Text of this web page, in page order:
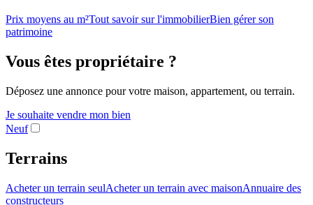
Prix moyens au m²Tout savoir sur l'immobilierBien gérer son
patrimoine
Vous êtes propriétaire ?
Déposez une annonce pour votre maison, appartement, ou terrain.
Je souhaite vendre mon bien
Neuf
Terrains
Acheter un terrain seulAcheter un terrain avec maisonAnnuaire des
constructeurs